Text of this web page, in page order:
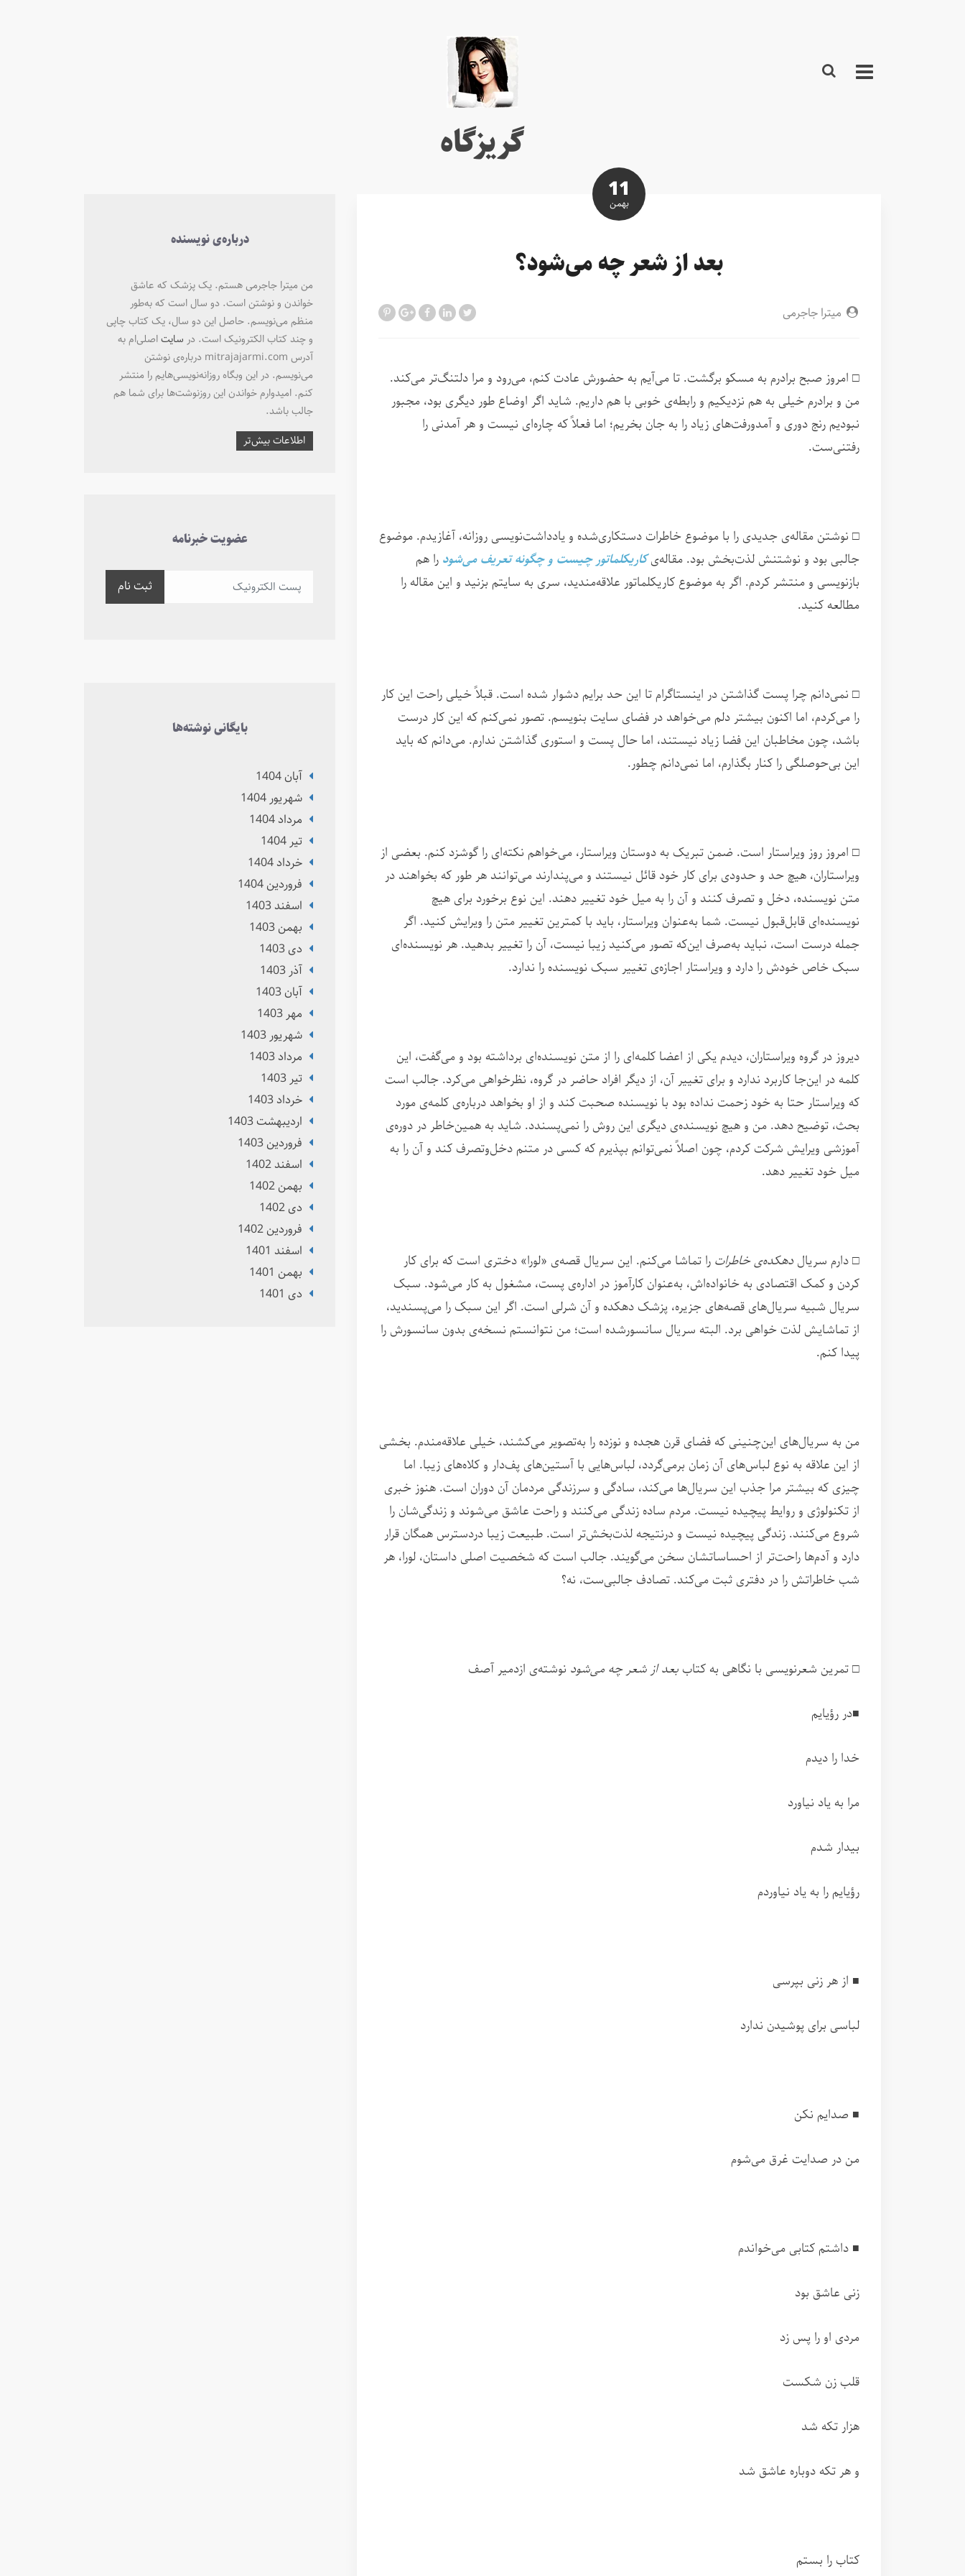
گریزگاه
11
بهمن
بعد از شعر چه می‌شود؟
میترا جاجرمی
□ امروز صبح برادرم به مسکو برگشت. تا می‌آیم به حضورش عادت کنم، می‌رود و مرا دلتنگ‌تر می‌کند.
من و برادرم خیلی به هم نزدیکیم و رابطه‌ی خوبی با هم داریم. شاید اگر اوضاع طور دیگری بود، مجبور
نبودیم رنج دوری و آمدورفت‌های زیاد را به جان بخریم؛ اما فعلاً که چاره‌ای نیست و هر آمدنی را
رفتنی‌ست.
□ نوشتن مقاله‌ی جدیدی را با موضوع خاطرات دستکاری‌شده و یادداشت‌نویسی روزانه، آغازیدم. موضوع
جالبی بود و نوشتنش لذت‌بخش بود. مقاله‌یکاریکلماتور چیست و چگونه تعریف می‌شود را هم
بازنویسی و منتشر کردم. اگر به موضوع کاریکلماتور علاقه‌مندید، سری به سایتم بزنید و این مقاله را
مطالعه کنید.
□ نمی‌دانم چرا پست گذاشتن در اینستاگرام تا این حد برایم دشوار شده است. قبلاً خیلی راحت این کار
را می‌کردم، اما اکنون بیشتر دلم می‌خواهد در فضای سایت بنویسم. تصور نمی‌کنم که این کار درست
باشد، چون مخاطبان این‌ فضا زیاد نیستند، اما حال پست و استوری گذاشتن ندارم. می‌دانم که باید
این بی‌حوصلگی را کنار بگذارم، اما نمی‌دانم چطور.
□ امروز روز ویراستار است. ضمن تبریک به دوستان ویراستار، می‌خواهم نکته‌ای را گوشزد کنم. بعضی از
ویراستاران، هیچ حد و حدودی برای کار خود قائل نیستند و می‌پندارند می‌توانند هر طور که بخواهند در
متن نویسنده، دخل و تصرف کنند و آن را به میل خود تغییر دهند. این نوع برخورد برای هیچ
نویسنده‌ای قابل‌قبول نیست. شما به‌عنوان ویراستار، باید با کمترین تغییر متن را ویرایش کنید. اگر
جمله درست است، نباید به‌صرف این‌که تصور می‌کنید زیبا نیست، آن را تغییر بدهید. هر نویسنده‌ای
سبک خاص خودش را دارد و ویراستار اجازه‌ی تغییر سبک نویسنده را ندارد.
دیروز در گروه ویراستاران، دیدم یکی از اعضا کلمه‌ای را از متن نویسنده‌ای برداشته بود و می‌گفت، این
کلمه در این‌جا کاربرد ندارد و برای تغییر آن، از دیگر افراد حاضر در گروه، نظرخواهی می‌کرد. جالب است
که ویراستار حتا به خود زحمت نداده بود با نویسنده صحبت کند و از او بخواهد درباره‌ی کلمه‌ی مورد
بحث، توضیح دهد. من و هیچ نویسنده‌ی دیگری این روش را نمی‌پسندد. شاید به همین‌خاطر در دوره‌ی
آموزشی ویرایش شرکت کردم، چون اصلاً نمی‌توانم بپذیرم که کسی در متنم دخل‌وتصرف کند و آن را به
میل خود تغییر دهد.
□ دارم سریال دهکده‌ی خاطرات را تماشا می‌کنم. این سریال قصه‌ی «لورا» دختری است که برای کار
کردن و کمک اقتصادی به خانواده‌اش، به‌عنوان کارآموز در اداره‌ی پست، مشغول به کار می‌شود. سبک
سریال شبیه سریال‌های قصه‌های جزیره، پزشک دهکده و آن شرلی است. اگر این سبک را می‌پسندید،
از تماشایش لذت خواهی برد. البته سریال سانسورشده است؛ من نتوانستم نسخه‌ی بدون سانسورش را
پیدا کنم.
من به سریال‌های این‌چنینی که فضای قرن هجده و نوزده را به‌تصویر می‌کشند، خیلی علاقه‌مندم. بخشی
از این علاقه به نوع لباس‌های آن زمان برمی‌گردد، لباس‌هایی با آستین‌های پف‌دار و کلاه‌های زیبا. اما
چیزی که بیشتر مرا جذب این سریال‌ها می‌کند، سادگی و سرزندگی مردمان آن دوران است. هنوز خبری
از تکنولوژی و روایط پیچیده نیست. مردم ساده زندگی می‌کنند و راحت عاشق می‌شوند و زندگی‌شان را
شروع می‌کنند. زندگی پیچیده نیست و درنتیجه لذت‌بخش‌تر است. طبیعت زیبا دردسترس همگان قرار
دارد و آدم‌ها راحت‌تر از احساساتشان سخن می‌گویند. جالب است که شخصیت اصلی داستان، لورا، هر
شب خاطراتش را در دفتری ثبت می‌کند. تصادف جالبی‌ست، نه؟
□ تمرین شعرنویسی با نگاهی به کتاببعد از شعر چه می‌شود نوشته‌ی ازدمیر آصف
■در رؤیایم
خدا را دیدم
مرا به یاد نیاورد
بیدار شدم
رؤیایم را به یاد نیاوردم
■ از هر زنی بپرسی
لباسی برای پوشیدن ندارد
■ صدایم نکن
من در صدایت غرق می‌شوم
■ داشتم کتابی می‌خواندم
زنی عاشق بود
مردی او را پس زد
قلب زن شکست
هزار تکه شد
و هر تکه دوباره عاشق شد
کتاب را بستم
درباره‌ی نویسنده
من میترا جاجرمی هستم. یک پزشک که عاشق
خواندن و نوشتن است. دو سال است که به‌طور
منظم می‌نویسم. حاصل این دو سال، یک کتاب چاپی
و چند کتاب الکترونیک است. در سایتاصلی‌ام به
آدرس mitrajajarmi.com درباره‌ی نوشتن
می‌نویسم. در این وبگاه روزانه‌نویسی‌هایم را منتشر
کنم. امیدوارم خواندن این روزنوشت‌ها برای شما هم
جالب باشد.
اطلاعات بیش‌تر
عضویت خبرنامه
ثبت نام
بایگانی نوشته‌ها
آبان 1404
شهریور 1404
مرداد 1404
تير 1404
خرداد 1404
فروردین 1404
اسفند 1403
بهمن 1403
دی 1403
آذر 1403
آبان 1403
مهر 1403
شهریور 1403
مرداد 1403
تير 1403
خرداد 1403
ارديبهشت 1403
فروردین 1403
اسفند 1402
بهمن 1402
دی 1402
فروردین 1402
اسفند 1401
بهمن 1401
دی 1401